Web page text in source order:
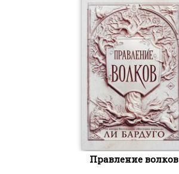
Правление волков